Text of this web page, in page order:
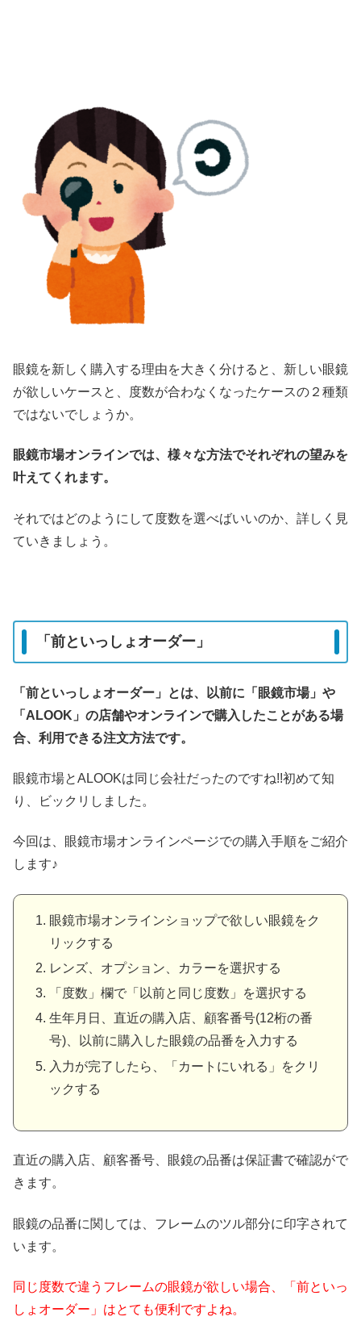
眼鏡を新しく購入する理由を大きく分けると、新しい眼鏡
が欲しいケースと、度数が合わなくなったケースの２種類
ではないでしょうか。
眼鏡市場オンラインでは、様々な方法でそれぞれの望みを
叶えてくれます。
それではどのようにして度数を選べばいいのか、詳しく見
ていきましょう。
「前といっしょオーダー」
「前といっしょオーダー」とは、以前に「眼鏡市場」や
「ALOOK」の店舗やオンラインで購入したことがある場
合、利用できる注文方法です。
眼鏡市場とALOOKは同じ会社だったのですね!!初めて知
り、ビックリしました。
今回は、眼鏡市場オンラインページでの購入手順をご紹介
します♪
眼鏡市場オンラインショップで欲しい眼鏡をク
リックする
レンズ、オプション、カラーを選択する
「度数」欄で「以前と同じ度数」を選択する
生年月日、直近の購入店、顧客番号(12桁の番
号)、以前に購入した眼鏡の品番を入力する
入力が完了したら、「カートにいれる」をクリ
ックする
直近の購入店、顧客番号、眼鏡の品番は保証書で確認がで
きます。
眼鏡の品番に関しては、フレームのツル部分に印字されて
います。
同じ度数で違うフレームの眼鏡が欲しい場合、「前といっ
しょオーダー」はとても便利ですよね。